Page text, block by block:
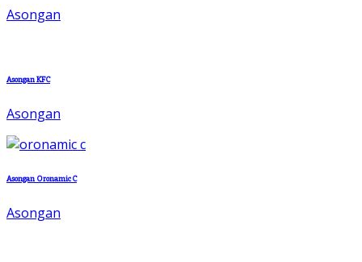
Asongan
Asongan KFC
Asongan
Asongan Oronamic C
Asongan